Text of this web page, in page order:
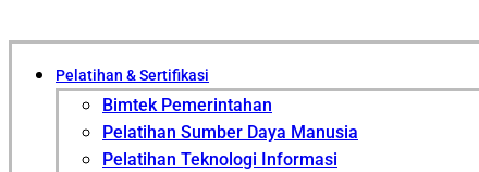
Pelatihan & Sertifikasi
Bimtek Pemerintahan
Pelatihan Sumber Daya Manusia
Pelatihan Teknologi Informasi